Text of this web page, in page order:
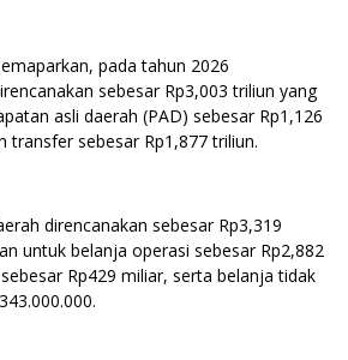
pada tahun 2026
sebesar Rp3,003 triliun yang
asli daerah (PAD) sebesar Rp1,126
transfer sebesar Rp1,877 triliun.
direncanakan sebesar Rp3,319
untuk belanja operasi sebesar Rp2,882
Rp429 miliar, serta belanja tidak